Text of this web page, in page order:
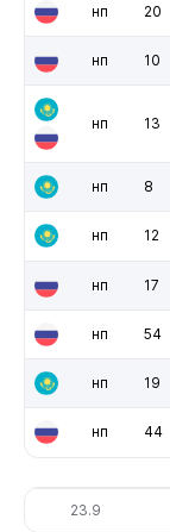
нп 20
нп 10
нп 13
нп 8
нп 12
нп 17
нп 54
нп 19
нп 44
23.9